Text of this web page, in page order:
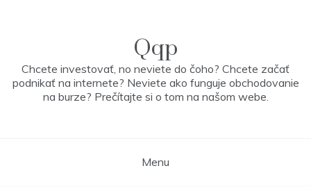
Qqp
Chcete investovať, no neviete do čoho? Chcete začať
podnikať na internete? Neviete ako funguje obchodovanie
na burze? Prečítajte si o tom na našom webe.
Menu